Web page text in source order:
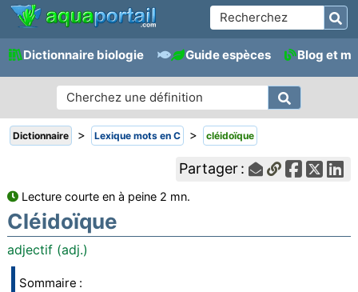
Dictionnaire biologie Guide espèces Blog et
Dictionnaire > Lexique mots en C > cléidoïque
Partager :
Lecture courte en à peine 2 mn.
Cléidoïque
adjectif (adj.)
Sommaire :